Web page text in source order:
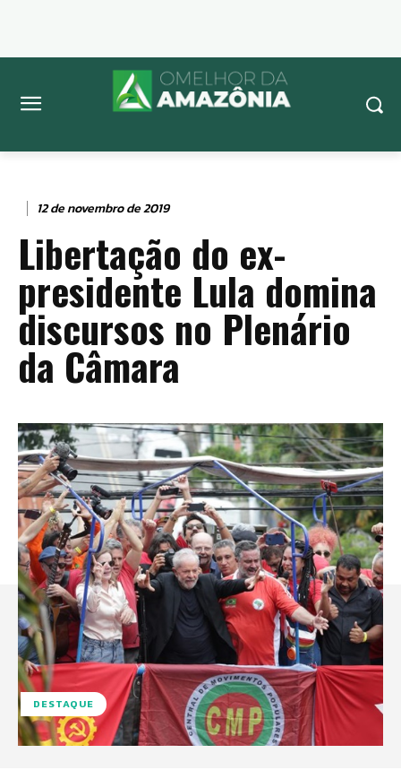
12 de novembro de 2019
Libertação do ex-
presidente Lula domina
discursos no Plenário
da Câmara
DESTAQUE